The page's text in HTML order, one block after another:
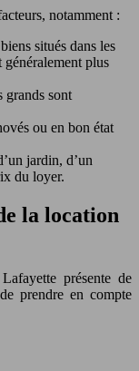
notamment :
situés dans les
généralement plus
grands sont
ou en bon état
jardin, d’un
du loyer.
la location
présente de
prendre en compte